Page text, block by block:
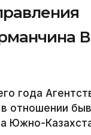
года
отношении
Южно-